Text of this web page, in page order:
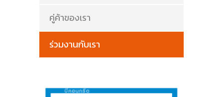
คู่ค้าของเรา
ร่วมงานกับเรา